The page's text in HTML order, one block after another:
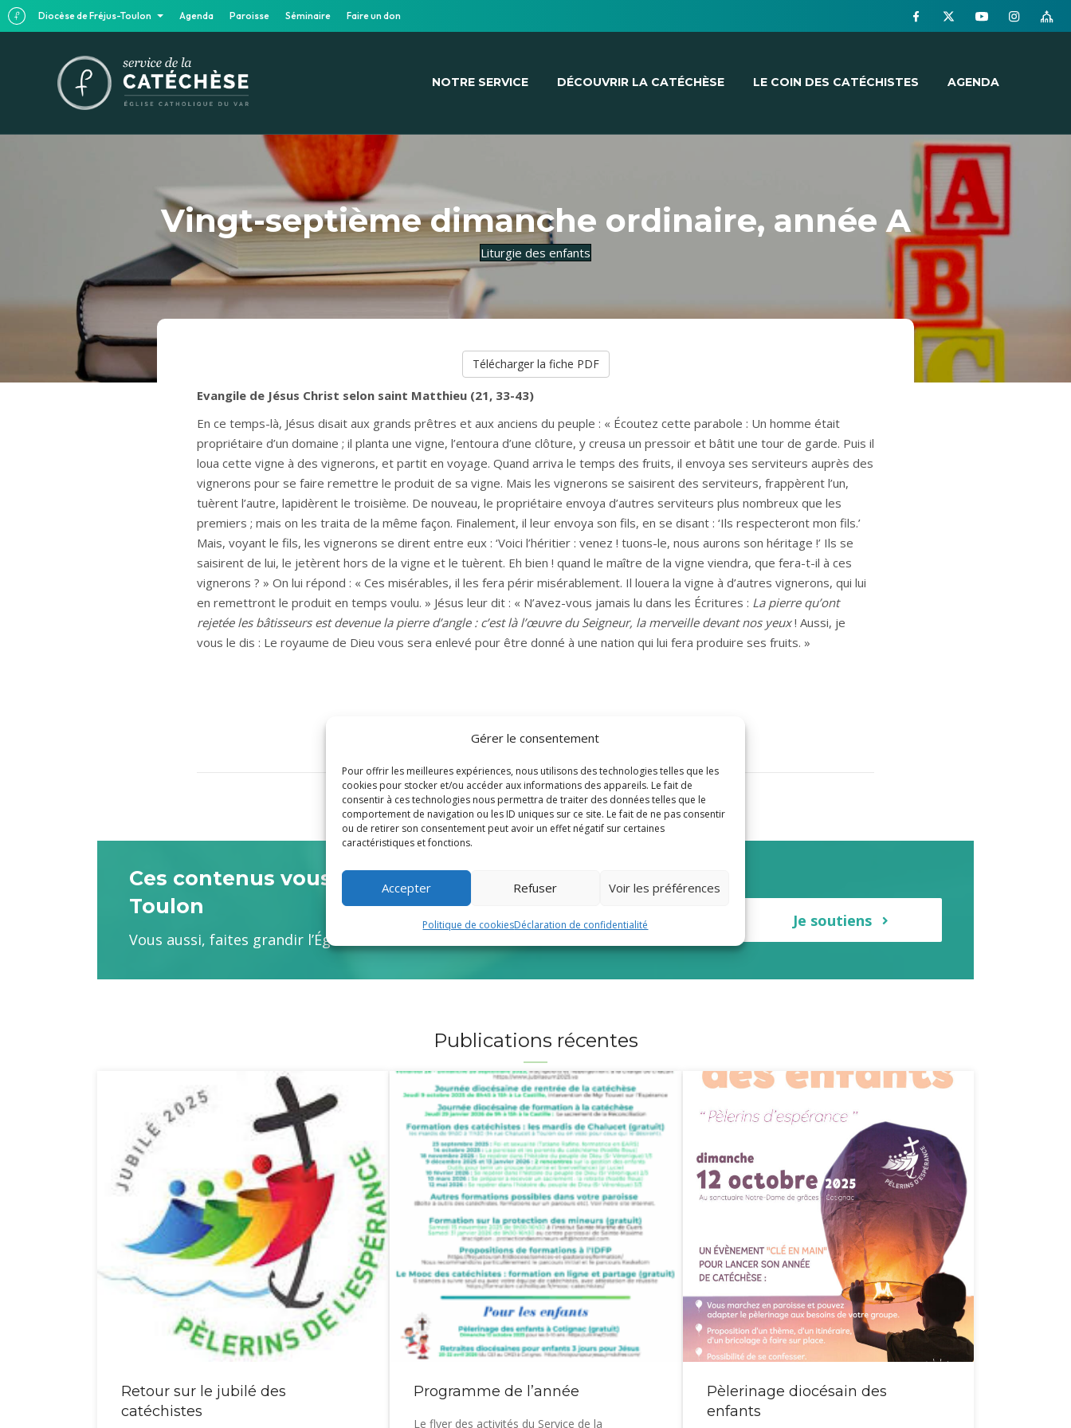
Diocèse de Fréjus-Toulon Agenda Paroisse Séminaire Faire un don
Gérer le consentement
Pour offrir les meilleures expériences, nous utilisons des technologies telles que les
cookies pour stocker et/ou accéder aux informations des appareils. Le fait de
consentir à ces technologies nous permettra de traiter des données telles que le
comportement de navigation ou les ID uniques sur ce site. Le fait de ne pas consentir
ou de retirer son consentement peut avoir un effet négatif sur certaines
caractéristiques et fonctions.
Accepter Refuser Voir les préférences
Politique de cookiesDéclaration de confidentialité
NOTRE SERVICE DÉCOUVRIR LA CATÉCHÈSE LE COIN DES CATÉCHISTES AGENDA
Vingt-septième dimanche ordinaire, année A
Liturgie des enfants
Télécharger la fiche PDF
Evangile de Jésus Christ selon saint Matthieu (21, 33-43)
En ce temps-là, Jésus disait aux grands prêtres et aux anciens du peuple : « Écoutez cette parabole : Un homme était
propriétaire d’un domaine ; il planta une vigne, l’entoura d’une clôture, y creusa un pressoir et bâtit une tour de garde. Puis il
loua cette vigne à des vignerons, et partit en voyage. Quand arriva le temps des fruits, il envoya ses serviteurs auprès des
vignerons pour se faire remettre le produit de sa vigne. Mais les vignerons se saisirent des serviteurs, frappèrent l’un,
tuèrent l’autre, lapidèrent le troisième. De nouveau, le propriétaire envoya d’autres serviteurs plus nombreux que les
premiers ; mais on les traita de la même façon. Finalement, il leur envoya son fils, en se disant : ‘Ils respecteront mon fils.’
Mais, voyant le fils, les vignerons se dirent entre eux : ‘Voici l’héritier : venez ! tuons-le, nous aurons son héritage !’ Ils se
saisirent de lui, le jetèrent hors de la vigne et le tuèrent. Eh bien ! quand le maître de la vigne viendra, que fera-t-il à ces
vignerons ? » On lui répond : « Ces misérables, il les fera périr misérablement. Il louera la vigne à d’autres vignerons, qui lui
en remettront le produit en temps voulu. » Jésus leur dit : « N’avez-vous jamais lu dans les Écritures : La pierre qu’ont
rejetée les bâtisseurs est devenue la pierre d’angle : c’est là l’œuvre du Seigneur, la merveille devant nos yeux! Aussi, je
vous le dis : Le royaume de Dieu vous sera enlevé pour être donné à une nation qui lui fera produire ses fruits. »
Voir toutes les fiches
Ces contenus vous sont offerts par le Diocèse de Fréjus-
Toulon
Vous aussi, faites grandir l’Église. Donnez au Denier.
Je soutiens
Publications récentes
Retour sur le jubilé des
catéchistes
Programme de l’année
Le flyer des activités du Service de la
Pèlerinage diocésain des
enfants